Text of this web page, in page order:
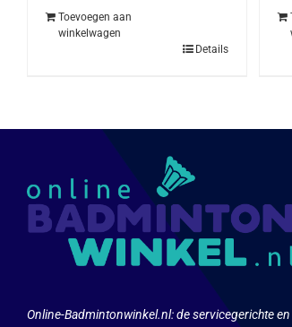
Toevoegen aan
winkelwagen
Details
Online-Badmintonwinkel.nl:de servicegerichte